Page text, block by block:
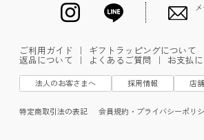
ご利用ガイド ｜ ギフトラッピングについて
返品について ｜ よくあるご質問 ｜ お支払
法人のお客さまへ 採用情報 店
特定商取引法の表記 会員規約・プライバシーポリ